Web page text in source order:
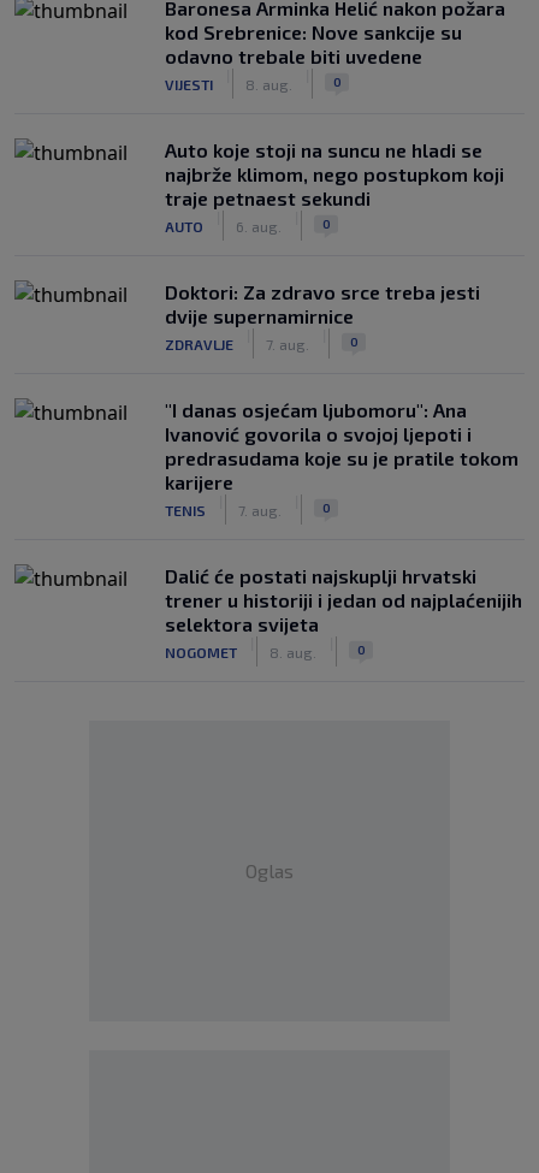
Baronesa Arminka Helić nakon požara
kod Srebrenice: Nove sankcije su
odavno trebale biti uvedene
VIJESTI 8. aug. 0
Auto koje stoji na suncu ne hladi se
najbrže klimom, nego postupkom koji
traje petnaest sekundi
AUTO 6. aug. 0
Doktori: Za zdravo srce treba jesti
dvije supernamirnice
ZDRAVLJE 7. aug. 0
"I danas osjećam ljubomoru": Ana
Ivanović govorila o svojoj ljepoti i
predrasudama koje su je pratile tokom
karijere
TENIS 7. aug. 0
Dalić će postati najskuplji hrvatski
trener u historiji i jedan od najplaćenijih
selektora svijeta
NOGOMET 8. aug. 0
Oglas